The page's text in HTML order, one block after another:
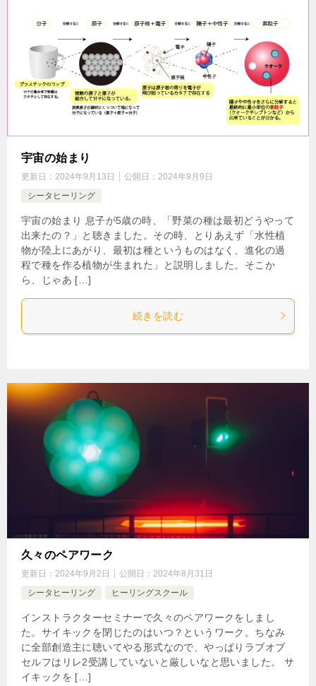
宇宙の始まり
更新日： 2024年9月13日 公開日： 2024年9月9日
シータヒーリング
宇宙の始まり 息子が5歳の時、「野菜の種は最初どうやって
出来たの？」と聴きました。その時、とりあえず「水性植
物が陸上にあがり、最初は種というものはなく、進化の過
程で種を作る植物が生まれた」と説明しました。そこか
ら、じゃあ […]
続きを読む
久々のペアワーク
更新日： 2024年9月2日 公開日： 2024年8月31日
シータヒーリング
ヒーリングスクール
インストラクターセミナーで久々のペアワークをしまし
た。サイキックを閉じたのはいつ？というワーク。ちなみ
に全部創造主に聴いてやる形式なので、やっぱりラブオブ
セルフはリレ2受講していないと厳しいなと思いました。 サ
イキックを […]